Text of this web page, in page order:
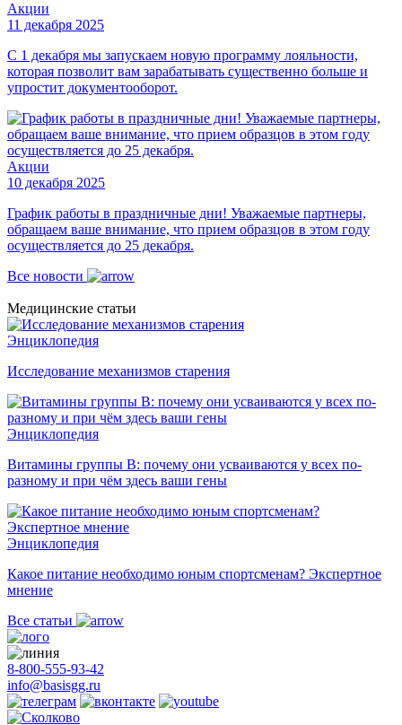
Акции
11 декабря 2025
С 1 декабря мы запускаем новую программу лояльности,
которая позволит вам зарабатывать существенно больше и
упростит документооборот.
Акции
10 декабря 2025
График работы в праздничные дни! Уважаемые партнеры,
обращаем ваше внимание, что прием образцов в этом году
осуществляется до 25 декабря.
Все новости
Медицинские статьи
Энциклопедия
Исследование механизмов старения
Энциклопедия
Витамины группы B: почему они усваиваются у всех по-
разному и при чём здесь ваши гены
Энциклопедия
Какое питание необходимо юным спортсменам? Экспертное
мнение
Все статьи
8-800-555-93-42
info@basisgg.ru